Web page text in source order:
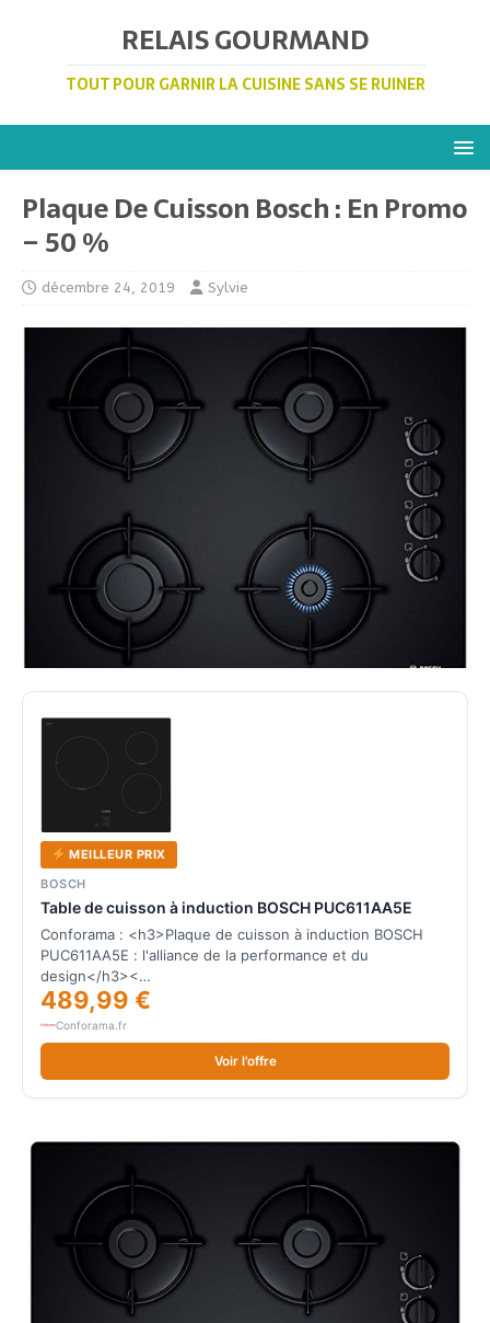
RELAIS GOURMAND
TOUT POUR GARNIR LA CUISINE SANS SE RUINER
Plaque De Cuisson Bosch : En Promo
– 50 %
décembre 24, 2019 Sylvie
MEILLEUR PRIX
BOSCH
Table de cuisson à induction BOSCH PUC611AA5E
Conforama : <h3>Plaque de cuisson à induction BOSCH
PUC611AA5E : l'alliance de la performance et du
design</h3><…
489,99 €
Conforama.fr
Voir l'offre